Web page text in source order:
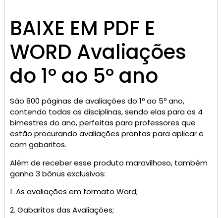
BAIXE EM PDF E
WORD Avaliações
do 1º ao 5º ano
São 800 páginas de avaliações do 1º ao 5º ano,
contendo todas as disciplinas, sendo elas para os 4
bimestres do ano, perfeitas para professores que
estão procurando avaliações prontas para aplicar e
com gabaritos.
Além de receber esse produto maravilhoso, também
ganha 3 bônus exclusivos:
1. As avaliações em formato Word;
2. Gabaritos das Avaliações;